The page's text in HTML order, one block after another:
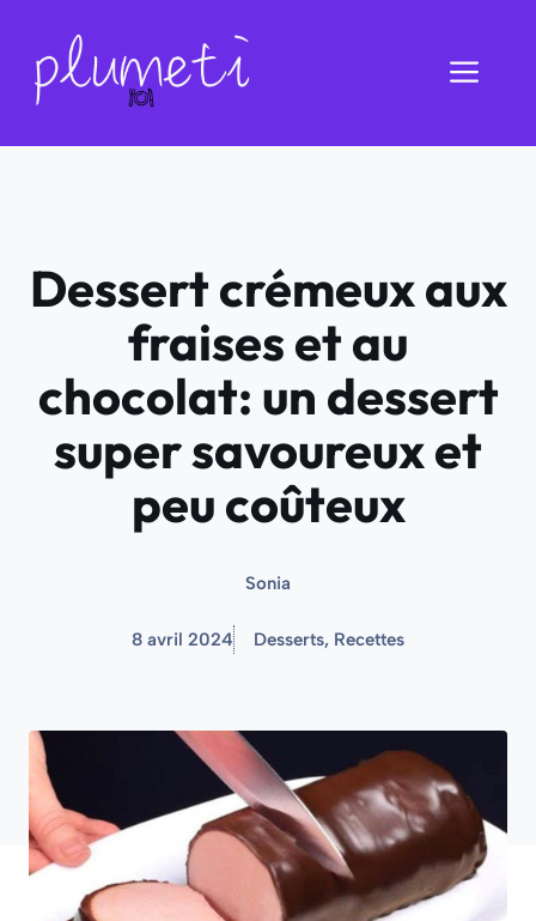
contenu
Dessert crémeux aux
fraises et au
chocolat: un dessert
super savoureux et
peu coûteux
Sonia
8 avril 2024 Desserts, Recettes